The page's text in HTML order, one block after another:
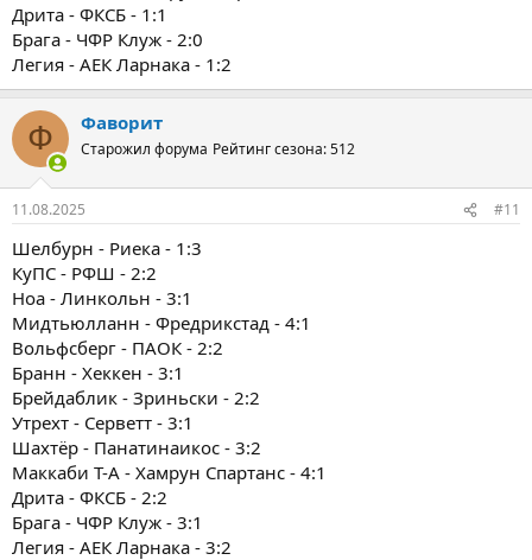
Дрита - ФКСБ - 1:1
Брага - ЧФР Клуж - 2:0
Легия - АЕК Ларнака - 1:2
Ф Фаворит
Старожил форума Рейтинг сезона: 512
11.08.2025 #11
Шелбурн - Риека - 1:3
КуПС - РФШ - 2:2
Ноа - Линкольн - 3:1
Мидтьюлланн - Фредрикстад - 4:1
Вольфсберг - ПАОК - 2:2
Бранн - Хеккен - 3:1
Брейдаблик - Зриньски - 2:2
Утрехт - Серветт - 3:1
Шахтёр - Панатинаикос - 3:2
Маккаби Т-А - Хамрун Спартанс - 4:1
Дрита - ФКСБ - 2:2
Брага - ЧФР Клуж - 3:1
Легия - АЕК Ларнака - 3:2